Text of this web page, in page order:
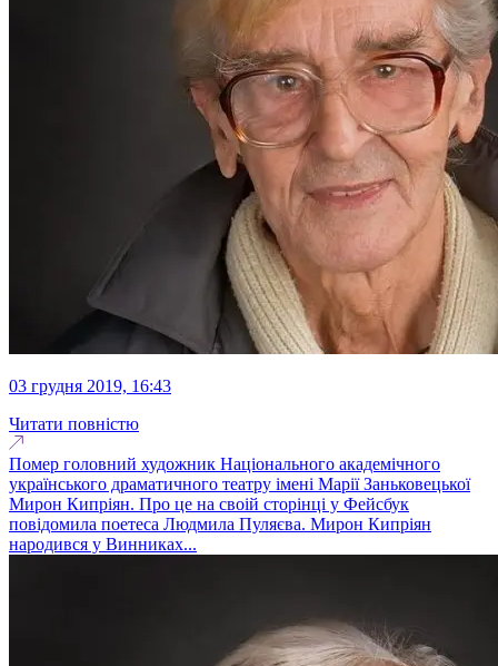
03 грудня 2019, 16:43
Читати повністю
Помер головний художник Національного академічного
українського драматичного театру імені Марії Заньковецької
Мирон Кипріян. Про це на своій сторінці у Фейсбук
повідомила поетеса Людмила Пуляєва. Мирон Кипріян
народився у Винниках...